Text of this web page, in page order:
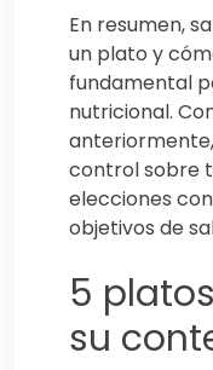
En resumen,
un plato y
fundamental
nutricional.
control sobre
elecciones
objetivos de
5
su